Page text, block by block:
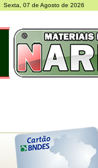
Sexta, 07 de Agosto de 2026